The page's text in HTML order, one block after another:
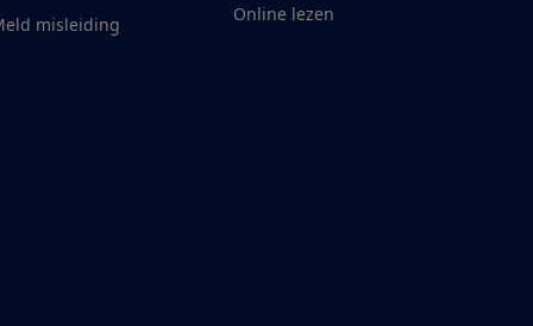
misleiding
Online lezen